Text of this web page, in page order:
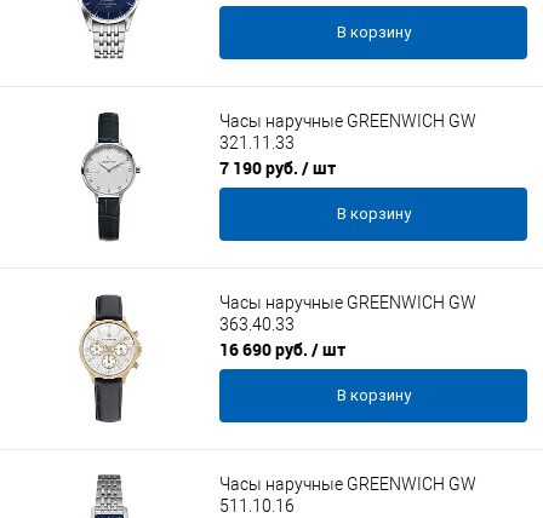
В корзину
Часы наручные GREENWICH GW
321.11.33
7 190 руб. / шт
В корзину
Часы наручные GREENWICH GW
363.40.33
16 690 руб. / шт
В корзину
Часы наручные GREENWICH GW
511.10.16